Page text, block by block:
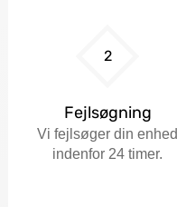
2
Fejlsøgning
Vi fejlsøger din enhed
indenfor 24 timer.